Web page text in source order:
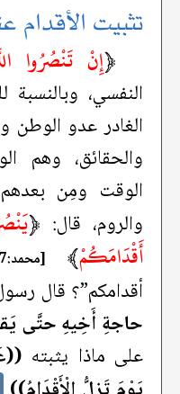
تثبيت الأقدام
﴿إِنْ تَنْصُرُوا
النفسي، وبالنسبة
الغادر عدو الوطن
والحقائق، وهم
الوقت ومِن
والروم، قال: ﴿
أَقْدَامَكُمْ﴾ [محمد:7]
أقدامكم”؟ قال
حاجةِ أَخِيهِ حتَّى
على ماذا يثبته